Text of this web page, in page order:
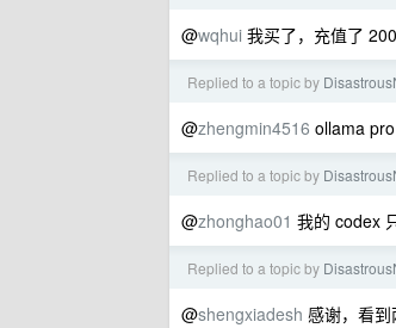
@wqhui 我买了，充值了
Replied to a topic by
@zhengmin4516 ollama
Replied to a topic by
@zhonghao01 我的 codex
Replied to a topic by
@shengxiadesh 感谢，看到